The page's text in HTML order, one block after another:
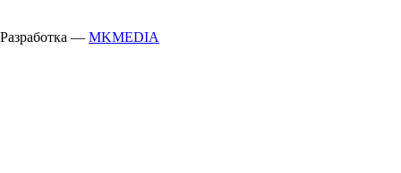
Разработка — MKMEDIA